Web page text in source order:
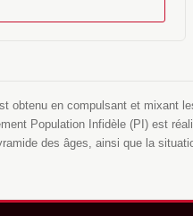
obtenu en compulsant et mixant
Population Infidèle (PI) est
des âges, ainsi que la